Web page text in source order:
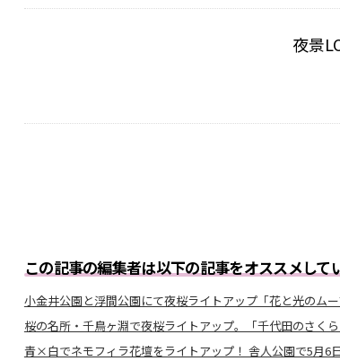
夜景
この記事の編集者は以下の記事をオススメして
小金井公園と浮間公園にて夜桜ライトアップ「花と光のム
桜の名所・千鳥ヶ淵で夜桜ライトアップ。「千代田のさくら
青×白でネモフィラ花壇をライトアップ！ 舎人公園で5月6